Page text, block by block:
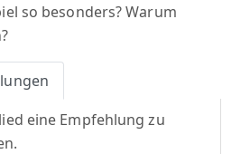
so besonders? Warum
eine Empfehlung zu